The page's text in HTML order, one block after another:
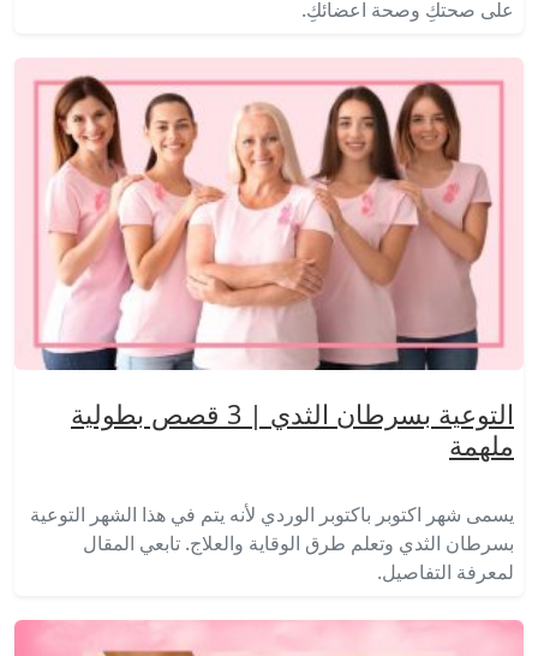
على صحتكِ وصحة اعضائكِ.
التوعية بسرطان الثدي | 3 قصص بطولية
ملهمة
يسمى شهر اكتوبر باكتوبر الوردي لأنه يتم في هذا الشهر التوعية
بسرطان الثدي وتعلم طرق الوقاية والعلاج. تابعي المقال
لمعرفة التفاصيل.